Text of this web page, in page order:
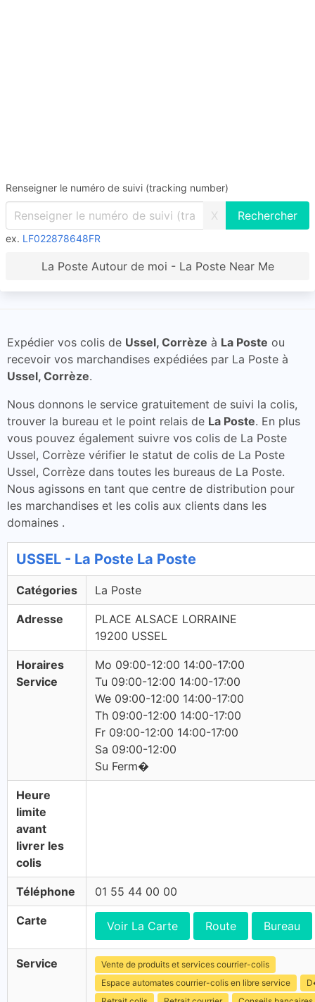
Renseigner le numéro de suivi (tracking number)
X
ex. LF022878648FR
La Poste Autour de moi - La Poste Near Me
Expédier vos colis de Ussel, Corrèze à La Poste ou
recevoir vos marchandises expédiées par La Poste à
Ussel, Corrèze.
Nous donnons le service gratuitement de suivi la colis,
trouver la bureau et le point relais de La Poste. En plus
vous pouvez également suivre vos colis de La Poste
Ussel, Corrèze vérifier le statut de colis de La Poste
Ussel, Corrèze dans toutes les bureaus de La Poste.
Nous agissons en tant que centre de distribution pour
les marchandises et les colis aux clients dans les
domaines .
USSEL - La Poste La Poste
Catégories La Poste
Adresse
PLACE ALSACE LORRAINE
19200 USSEL
Horaires
Service
Mo 09:00-12:00 14:00-17:00
Tu 09:00-12:00 14:00-17:00
We 09:00-12:00 14:00-17:00
Th 09:00-12:00 14:00-17:00
Fr 09:00-12:00 14:00-17:00
Sa 09:00-12:00
Su Ferm�
Heure
limite
avant
livrer les
colis
Téléphone 01 55 44 00 00
Carte Voir La Carte Route Bureau
Service
Vente de produits et services courrier-colis
Espace automates courrier-colis en libre service